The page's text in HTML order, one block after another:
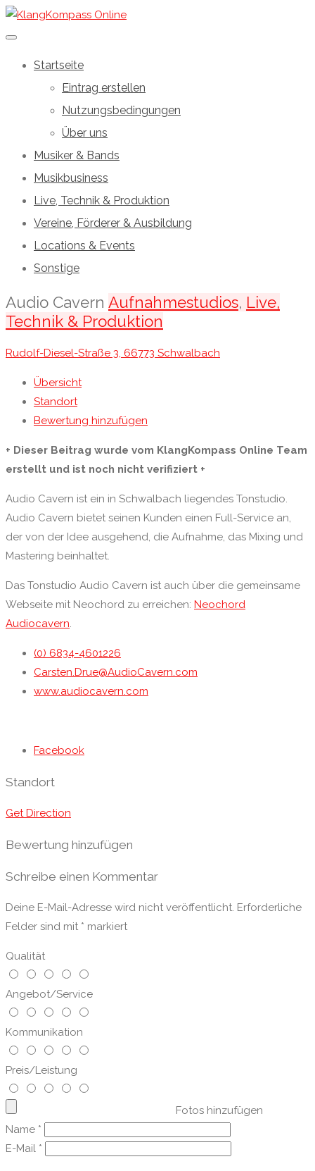
Startseite
Eintrag erstellen
Nutzungsbedingungen
Über uns
Musiker & Bands
Musikbusiness
Live, Technik & Produktion
Vereine, Förderer & Ausbildung
Locations & Events
Sonstige
Audio Cavern Aufnahmestudios, Live,
Technik & Produktion
Rudolf-Diesel-Straße 3, 66773 Schwalbach
Übersicht
Standort
Bewertung hinzufügen
+ Dieser Beitrag wurde vom KlangKompass Online Team
erstellt und ist noch nicht verifiziert +
Audio Cavern ist ein in Schwalbach liegendes Tonstudio.
Audio Cavern bietet seinen Kunden einen Full-Service an,
der von der Idee ausgehend, die Aufnahme, das Mixing und
Mastering beinhaltet.
Das Tonstudio Audio Cavern ist auch über die gemeinsame
Webseite mit Neochord zu erreichen: Neochord
Audiocavern.
(0) 6834-4601226
Carsten.Drue@AudioCavern.com
www.audiocavern.com
Facebook
Standort
Get Direction
Bewertung hinzufügen
Schreibe einen Kommentar
Deine E-Mail-Adresse wird nicht veröffentlicht. Erforderliche
Felder sind mit * markiert
Qualität
Angebot/Service
Kommunikation
Preis/Leistung
Fotos hinzufügen
Name *
E-Mail *